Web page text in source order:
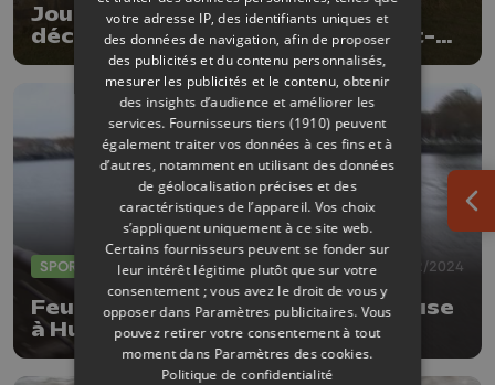
Journées wallonnes de l'eau: à la
découverte de la réserve du Haut-
SPORTS 16/02/2024
Feu vert pour plonger dans la Meuse
à Huy ce dimanche !
votre adresse IP, des identifiants uniques et
des données de navigation, afin de proposer
des publicités et du contenu personnalisés,
mesurer les publicités et le contenu, obtenir
des insights d’audience et améliorer les
services. Fournisseurs tiers (1910) peuvent
également traiter vos données à ces fins et à
d’autres, notamment en utilisant des données
de géolocalisation précises et des
caractéristiques de l’appareil. Vos choix
s’appliquent uniquement à ce site web.
Certains fournisseurs peuvent se fonder sur
leur intérêt légitime plutôt que sur votre
consentement ; vous avez le droit de vous y
opposer dans Paramètres publicitaires. Vous
pouvez retirer votre consentement à tout
moment dans Paramètres des cookies.
Politique de confidentialité